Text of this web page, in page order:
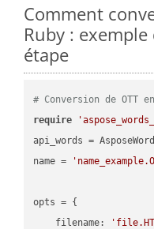
Comment
Ruby :
étape
# Conversion de OTT en
require
api_words =
name =
opts = {
    filename: